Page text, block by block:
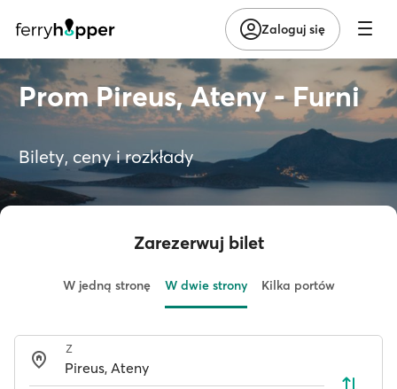
Zaloguj się
Prom Pireus, Ateny - Furni
Bilety, ceny i rozkłady
Zarezerwuj bilet
W jedną stronę W dwie strony Kilka portów
Z